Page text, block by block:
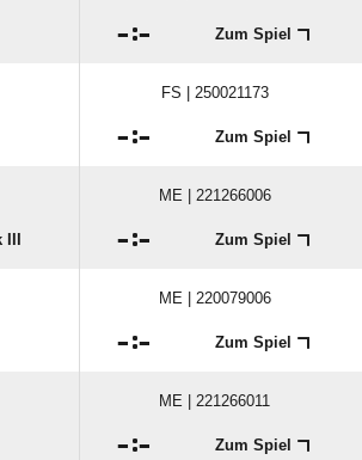
: Zum Spiel
FS | 250021173
: Zum Spiel
ME | 221266006
: Zum Spiel
ME | 220079006
: Zum Spiel
ME | 221266011
: Zum Spiel